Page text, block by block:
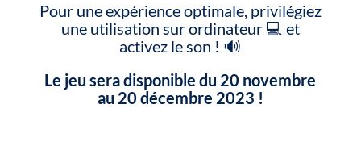
Pour une expérience optimale, privilégiez
une utilisation sur ordinateur 💻 et
activez le son ! 🔊
Le jeu sera disponible du 20 novembre
au 20 décembre 2023 !